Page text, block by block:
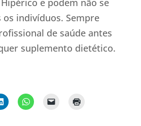
e podem não se
indivíduos. Sempre
de saúde antes
suplemento dietético.